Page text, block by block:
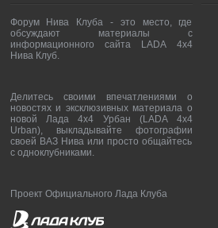
Форум Нива Клуба - это место, где
обсуждают материалы с
информационного сайта LADA 4x4
Нива Клуб.
Делитесь своими впечатлениями о
новостях и эксклюзивных материала о
новой Лада 4х4 Урбан (LADA 4x4
Urban), выкладывайте фотографии
своей ВАЗ Нива или просто общайтесь
с одноклубниками.
Проект Официального Лада Клуба